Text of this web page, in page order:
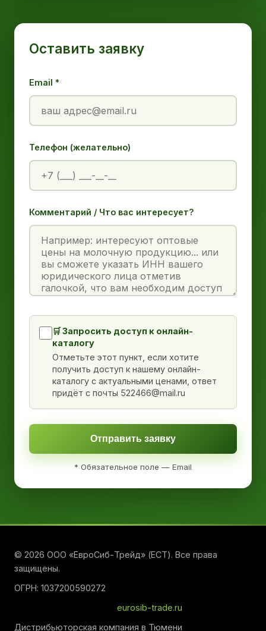
Оставить заявку
Email *
Телефон (желательно)
Комментарий / Что вас интересует?
🛒 Запросить доступ к онлайн-
каталогу
Отметьте этот пункт, если хотите
получить доступ к нашему онлайн-
каталогу с актуальными ценами, ответ
придёт с почты 522466@mail.ru
Отправить заявку
* Обязательное поле — Email
© 2026 ООО «ЕвроСиб-Трейд» (ЕСТ). Все права
защищены.
ОГРН: 1037200590272
eurosib-trade.ru
Дистрибьюторская компания в Тюмени